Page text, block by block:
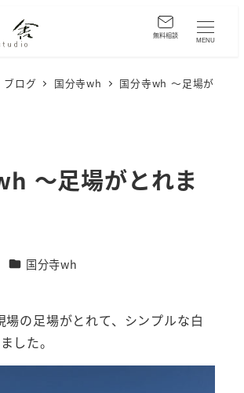
MENU
ブログ 国分寺wh
国分寺wh ～足場が
～足場がとれま
カテゴリー
国分寺wh
の足場がとれて、シンプルな白
した。
無料相談